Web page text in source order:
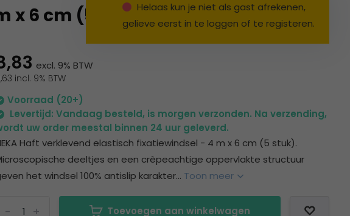
Helaas kun je niet als gast afrekenen,
gelieve eerst in te loggen of te registeren.
x 6 cm (5 stuks)
excl. 9% BTW
incl. 9% BTW
Voorraad (20+)
Levertijd: Vandaag besteld, is morgen verzonden. Na verzending,
uw order meestal binnen 24 uur geleverd.
Haft verklevend elastisch fixatiewindsel - 4 m x 6 cm (5 stuk).
deeltjes en een crèpeachtige oppervlakte structuur
het windsel 100% antislip karakter... Toon meer
+
- Toevoegen aan winkelwagen